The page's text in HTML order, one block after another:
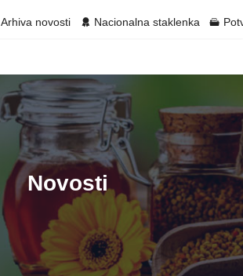
Arhiva novosti Nacionalna staklenka
Novosti